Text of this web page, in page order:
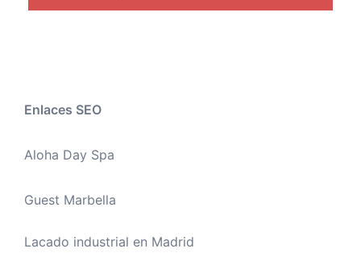
Enlaces SEO
Aloha Day Spa
Guest Marbella
Lacado industrial en Madrid